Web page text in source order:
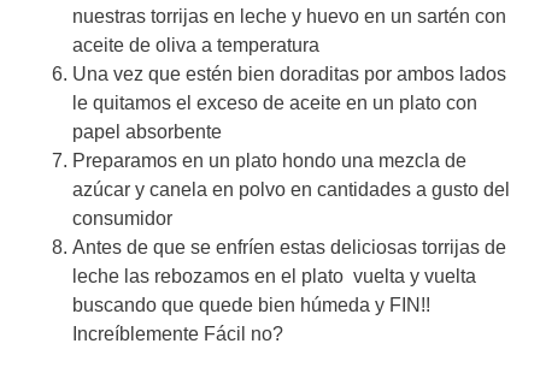
nuestras torrijas en leche y huevo en un sartén con
aceite de oliva a temperatura
Una vez que estén bien doraditas por ambos lados
le quitamos el exceso de aceite en un plato con
papel absorbente
Preparamos en un plato hondo una mezcla de
azúcar y canela en polvo en cantidades a gusto del
consumidor
Antes de que se enfríen estas deliciosas torrijas de
leche las rebozamos en el plato vuelta y vuelta
buscando que quede bien húmeda y FIN!!
Increíblemente Fácil no?